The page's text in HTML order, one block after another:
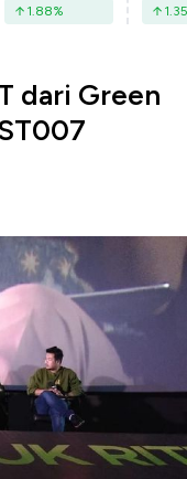
1.88% 1.35
dari Green